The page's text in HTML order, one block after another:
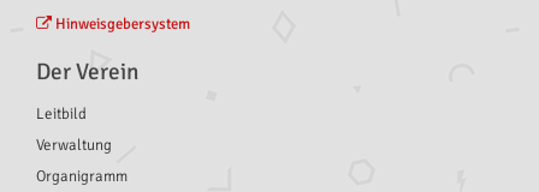
Hinweisgebersystem
Der Verein
Leitbild
Verwaltung
Organigramm